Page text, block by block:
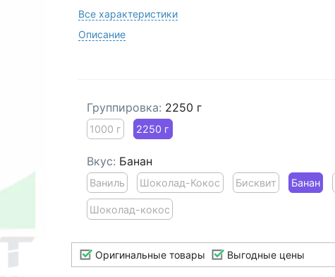
Все характеристики
Описание
Группировка: 2250 г
1000 г 2250 г
Вкус: Банан
Ваниль Шоколад-Кокос Бисквит Банан
Шоколад-кокос
Оригинальные товары Выгодные цены